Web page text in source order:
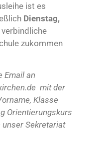
ist es
Dienstag,
verbindliche
zukommen
Email an
mit der
Klasse
Orientierungskurs
Sekretariat